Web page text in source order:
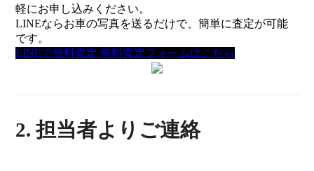
軽にお申し込みください。
LINEならお車の写真を送るだけで、簡単に査定が可能
です。
LINEで無料査定無料査定フォームはこちら
2. 担当者よりご連絡